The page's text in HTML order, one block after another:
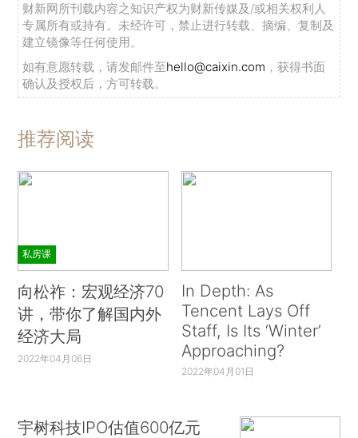
财新网所刊载内容之知识产权为财新传媒及/或相关权利人
专属所有或持有。未经许可，禁止进行转载、摘编、复制及
建立镜像等任何使用。
如有意愿转载，请发邮件至hello@caixin.com ，获得书面
确认及授权后，方可转载。
推荐阅读
私房课
向松祚：宏观经济70
讲，带你了解国内外
经济大局
2022年04月06日
In Depth: As
Tencent Lays Off
Staff, Is Its ‘Winter’
Approaching?
2022年04月01日
宇树科技IPO估值600亿元